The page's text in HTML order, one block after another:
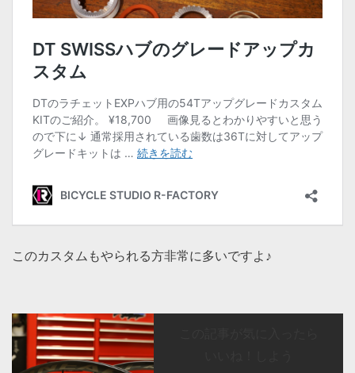
このカスタムもやられる方非常に多いですよ♪